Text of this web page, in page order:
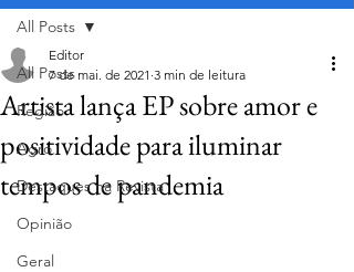
All Posts
Região
Agro
Destaques na Revista
Opinião
Geral
All Posts
Artista lança EP sobre amor e
positividade para iluminar
tempos de pandemia
Editor
7 de mai. de 2021 3 min de leitura